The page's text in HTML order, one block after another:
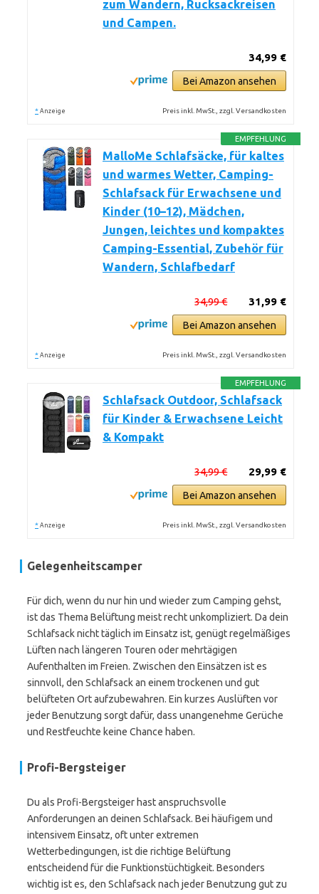
zum Wandern, Rucksackreisen
und Campen.
34,99 €
Bei Amazon ansehen
* Anzeige Preis inkl. MwSt., zzgl. Versandkosten
EMPFEHLUNG
MalloMe Schlafsäcke, für kaltes
und warmes Wetter, Camping-
Schlafsack für Erwachsene und
Kinder (10–12), Mädchen,
Jungen, leichtes und kompaktes
Camping-Essential, Zubehör für
Wandern, Schlafbedarf
31,99 €
34,99 €
Bei Amazon ansehen
* Anzeige Preis inkl. MwSt., zzgl. Versandkosten
EMPFEHLUNG
Schlafsack Outdoor, Schlafsack
für Kinder & Erwachsene Leicht
& Kompakt
29,99 €
34,99 €
Bei Amazon ansehen
* Anzeige Preis inkl. MwSt., zzgl. Versandkosten
Gelegenheitscamper
Für dich, wenn du nur hin und wieder zum Camping gehst,
ist das Thema Belüftung meist recht unkompliziert. Da dein
Schlafsack nicht täglich im Einsatz ist, genügt regelmäßiges
Lüften nach längeren Touren oder mehrtägigen
Aufenthalten im Freien. Zwischen den Einsätzen ist es
sinnvoll, den Schlafsack an einem trockenen und gut
belüfteten Ort aufzubewahren. Ein kurzes Auslüften vor
jeder Benutzung sorgt dafür, dass unangenehme Gerüche
und Restfeuchte keine Chance haben.
Profi-Bergsteiger
Du als Profi-Bergsteiger hast anspruchsvolle
Anforderungen an deinen Schlafsack. Bei häufigem und
intensivem Einsatz, oft unter extremen
Wetterbedingungen, ist die richtige Belüftung
entscheidend für die Funktionstüchtigkeit. Besonders
wichtig ist es, den Schlafsack nach jeder Benutzung gut zu